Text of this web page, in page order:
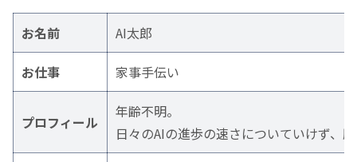
お名前 AI太郎
お仕事 家事手伝い
プロフィール
年齢不明。
日々のAIの進歩の速さについていけず、